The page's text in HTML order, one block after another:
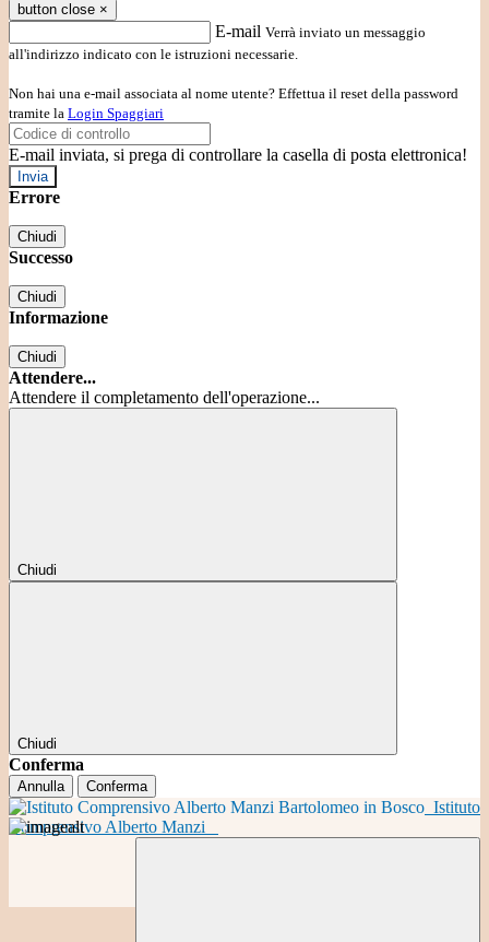
button close ×
E-mail Verrà inviato un messaggio
all'indirizzo indicato con le istruzioni necessarie.
Non hai una e-mail associata al nome utente? Effettua il reset della password
tramite la Login Spaggiari
E-mail inviata, si prega di controllare la casella di posta elettronica!
Errore
Chiudi
Successo
Chiudi
Informazione
Chiudi
Attendere...
Attendere il completamento dell'operazione...
Chiudi
Chiudi
Conferma
Annulla Conferma
Istituto
Comprensivo Alberto Manzi